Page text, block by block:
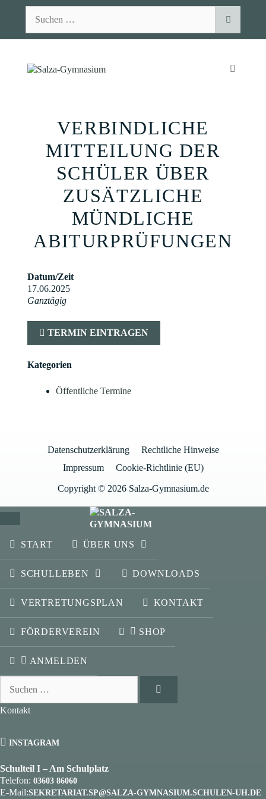
nach:
VERBINDLICHE
MITTEILUNG DER
SCHÜLER ÜBER
ZUSÄTZLICHE
MÜNDLICHE
ABITURPRÜFUNGEN
Datum/Zeit
17.06.2025
Ganztägig
TERMIN EINTRAGEN
Kategorien
Öffentliche Termine
Datenschutzerklärung
Rechtliche Hinweise
Impressum
Cookie-Richtlinie (EU)
Copyright © 2026 Salza-Gymnasium.de
SCHLIESSEN
START
ÜBER UNS
SCHULLEBEN DOWNLOADS
VERTRETUNGSPLAN KONTAKT
FÖRDERVEREIN SHOP
ANMELDEN
nach:
Kontakt
INSTAGRAM
Schulteil I – Am Schulplatz
Telefon: 03603 86060
E-Mail:SEKRETARIAT.SP@SALZA-GYMNASIUM.SCHULEN-UH.DE